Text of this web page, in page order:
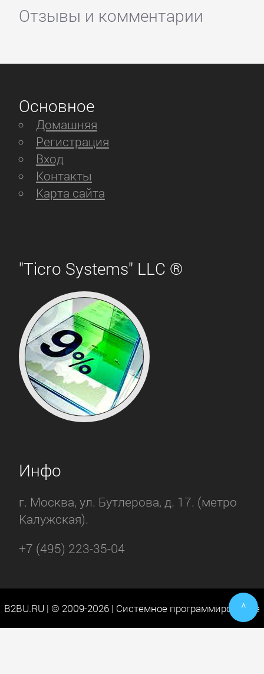
Отзывы и комментарии
Основное
Домашняя
Регистрация
Вход
Контакты
Карта сайта
"Ticro Systems" LLC ®
Инфо
г. Москва, ул. Бутлерова, д. 17. (метро
Калужская).
+7 (495) 223-35-04
B2BU.RU | © 2009-2026 | Системное программирование
^